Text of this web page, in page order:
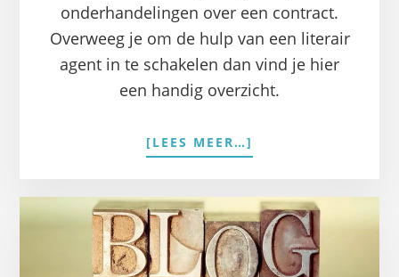
onderhandelingen over een contract.
Overweeg je om de hulp van een literair
agent in te schakelen dan vind je hier
een handig overzicht.
[LEES MEER…]
AGENTEN
NEDERLAND